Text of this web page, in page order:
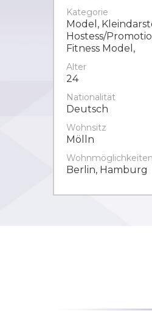
Kategorie
Model,
Hostess/
Fitness Model,
Alter
24
Nationalität
Deutsch
Wohnsitz
Mölln
Wohnmöglichkeiten
Berlin, Hamburg